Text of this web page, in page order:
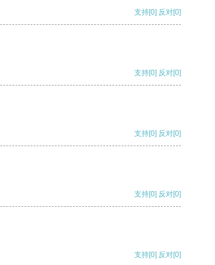
支持[0] 反对[0]
支持[0] 反对[0]
支持[0] 反对[0]
支持[0] 反对[0]
支持[0] 反对[0]